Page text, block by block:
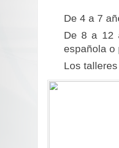
De 4 a 7
De 8 a 12
española o
Los